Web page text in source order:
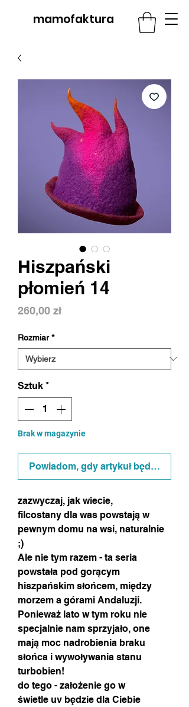
mamofaktura
Hiszpański
płomień 14
260,00 złCena
Rozmiar *
Sztuk *
Brak w magazynie
Powiadom, gdy artykuł będzie
zazwyczaj, jak wiecie,
filcostany dla was powstają w
pewnym domu na wsi, naturalnie
;)
Ale nie tym razem - ta seria
powstała pod gorącym
hiszpańskim słońcem, między
morzem a górami Andaluzji.
Ponieważ lato w tym roku nie
specjalnie nam sprzyjało, one
mają moc nadrobienia braku
słońca i wywoływania stanu
turbobien!
do tego - założenie go w
świetle uv będzie dla Ciebie